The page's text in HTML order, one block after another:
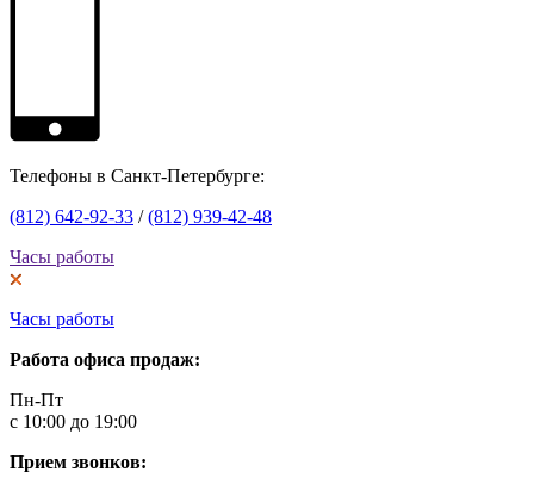
Телефоны в Санкт-Петербурге:
(812) 642-92-33 /(812) 939-42-48
Часы работы
Часы работы
Работа офиса продаж:
Пн-Пт
с 10:00 до 19:00
Прием звонков: